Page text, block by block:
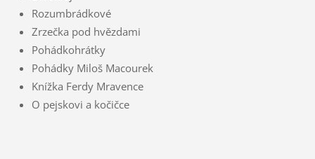
Rozumbrádkové
Zrzečka pod hvězdami
Pohádkohrátky
Pohádky Miloš Macourek
Knížka Ferdy Mravence
O pejskovi a kočičce